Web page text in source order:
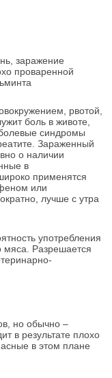
заражение
проваренной
рвотой,
боль в животе,
синдромы
Зараженный
о наличии
в
применятся
или
лучше с утра
употребления
мяса. Разрешается
но обычно –
в результате плохо
в этом плане